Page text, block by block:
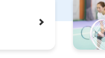
translated mechanically, so it
not be an accurate
The translation may differ
original content. We ask that
fully understand this before